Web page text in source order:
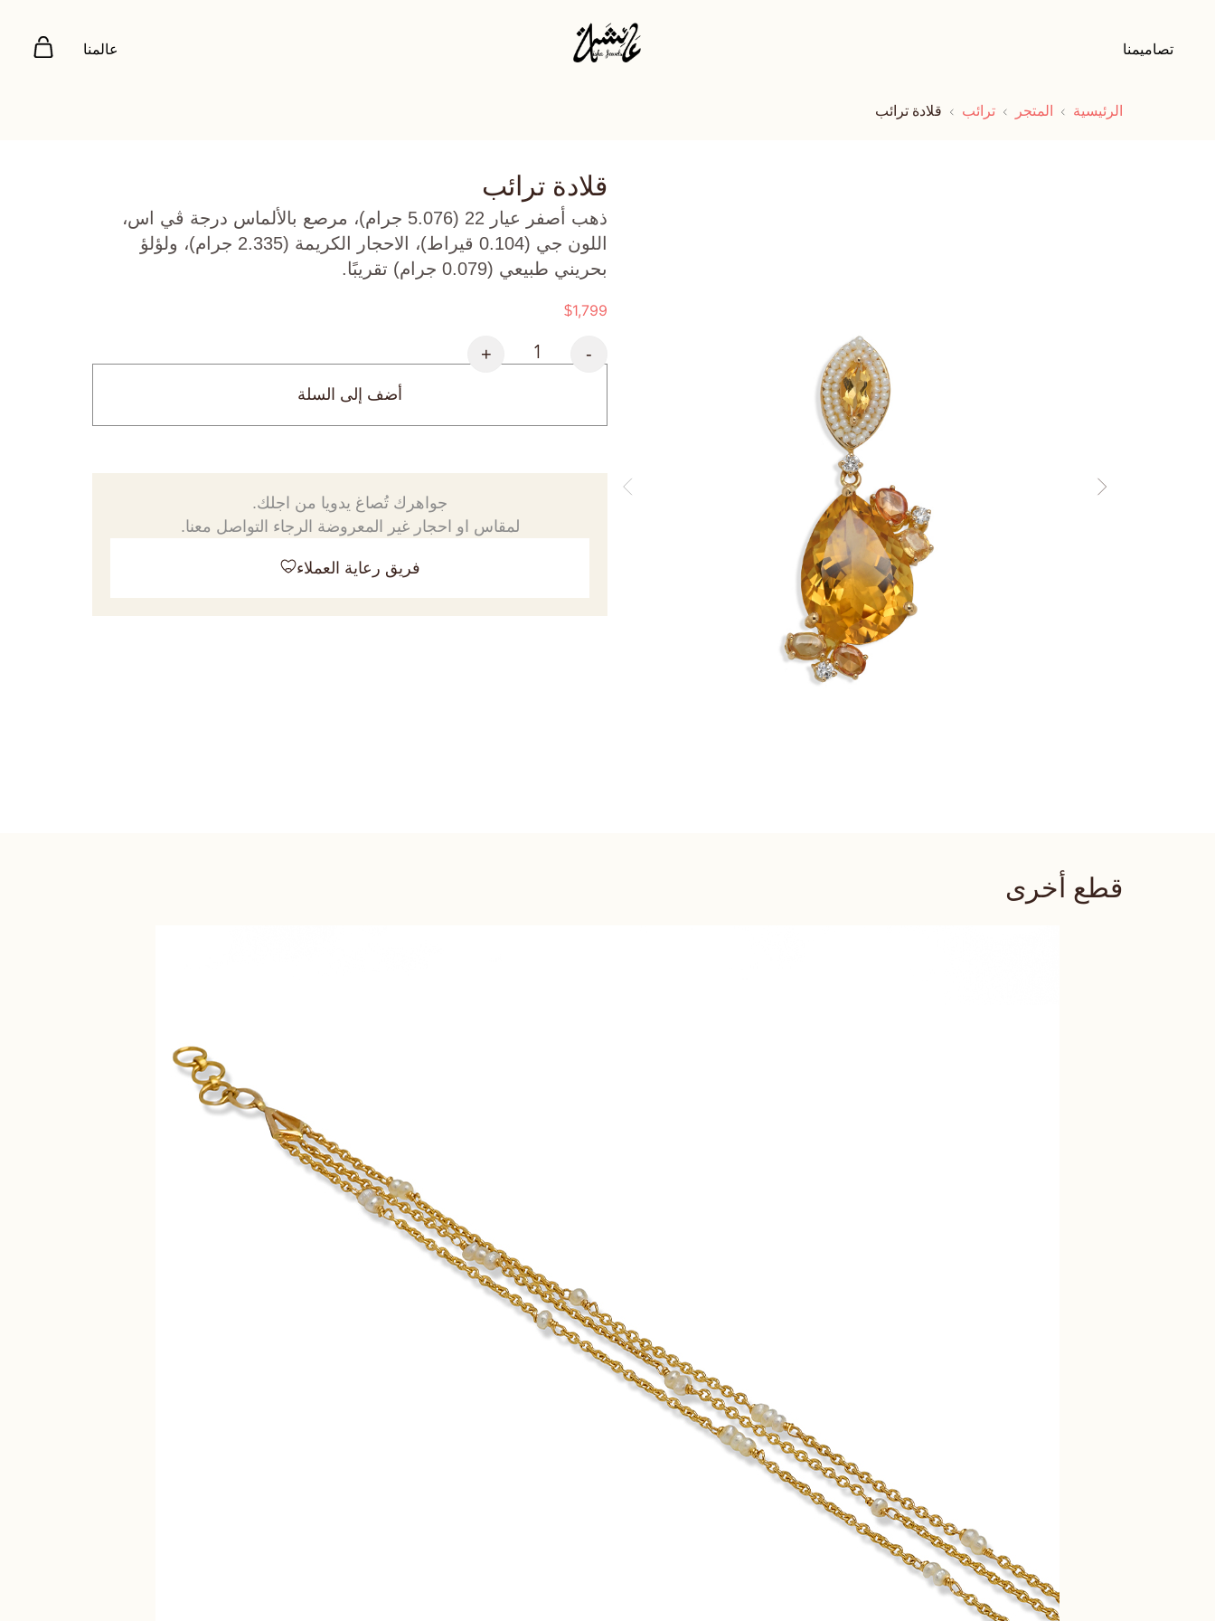
تصاميمنا عالمنا
الرئيسية المتجر ترائب قلادة ترائب
قلادة ترائب
ذهب أصفر عيار 22 (5.076 جرام)، مرصع بالألماس درجة ڤي اس،
اللون جي (0.104 قيراط)، الاحجار الكريمة (2.335 جرام)، ولؤلؤ
بحريني طبيعي (0.079 جرام) تقريبًا.
$1,799
-
+
أضف إلى السلة
جواهرك تُصاغ يدويا من اجلك.
لمقاس او احجار غير المعروضة الرجاء التواصل معنا.
فريق رعاية العملاء
قطع أخرى